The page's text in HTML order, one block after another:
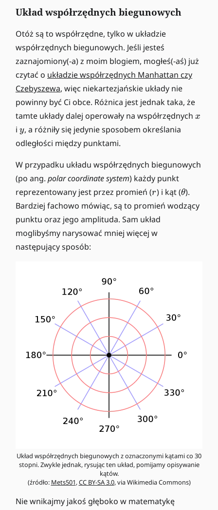
Układ współrzędnych biegunowych
Otóż są to współrzędne, tylko w układzie
współrzędnych biegunowych. Jeśli jesteś
zaznajomiony(-a) z moim blogiem, mogłeś(-aś) już
czytać o układzie współrzędnych Manhattan czy
Czebyszewa, więc niekartezjańskie układy nie
powinny być Ci obce. Różnica jest jednak taka, że
tamte układy dalej operowały na współrzędnych x
x
i y
y, a różniły się jedynie sposobem określania
odległości między punktami.
W przypadku układu współrzędnych biegunowych
(po ang. polar coordinate system) każdy punkt
reprezentowany jest przez promień (r
r) i kąt (\
t
θ).
Bardziej fachowo mówiąc, są to promień wodzący
punktu oraz jego amplituda. Sam układ
moglibyśmy narysować mniej więcej w
następujący sposób:
Układ współrzędnych biegunowych z oznaczonymi kątami co 30
stopni. Zwykle jednak, rysując ten układ, pomijamy opisywanie
kątów.
(źródło: Mets501,CC BY-SA 3.0, via Wikimedia Commons)
Nie wnikajmy jakoś głęboko w matematykę